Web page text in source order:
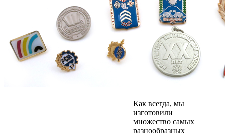
Как всегда, мы
изготовили
множество самых
разнообразных